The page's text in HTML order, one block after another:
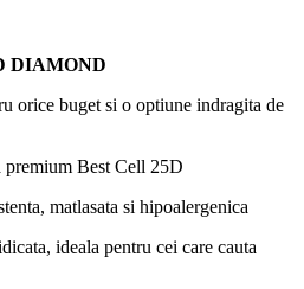
DIAMOND
orice buget si o optiune indragita de
premium Best Cell 25D
matlasata si hipoalergenica
ideala pentru cei care cauta